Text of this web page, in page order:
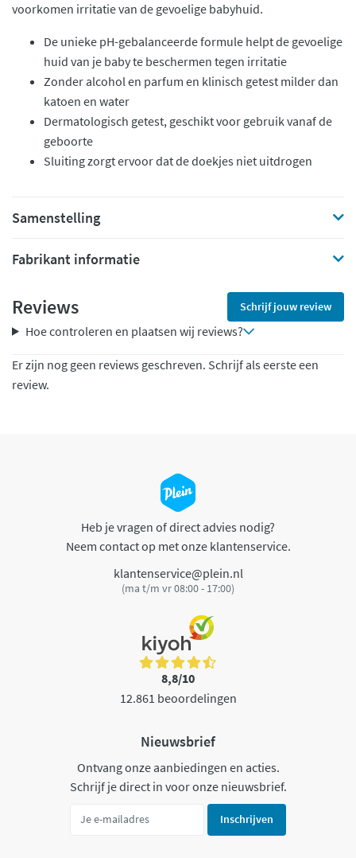
voorkomen irritatie van de gevoelige babyhuid.
De unieke pH-gebalanceerde formule helpt de gevoelige
huid van je baby te beschermen tegen irritatie
Zonder alcohol en parfum en klinisch getest milder dan
katoen en water
Dermatologisch getest, geschikt voor gebruik vanaf de
geboorte
Sluiting zorgt ervoor dat de doekjes niet uitdrogen
Samenstelling
Fabrikant informatie
Reviews Schrijf jouw review
Hoe controleren en plaatsen wij reviews?
Er zijn nog geen reviews geschreven. Schrijf als eerste een
review.
Heb je vragen of direct advies nodig?
Neem contact op met onze klantenservice.
klantenservice@plein.nl
(ma t/m vr 08:00 - 17:00)
8,8/10
12.861 beoordelingen
Nieuwsbrief
Ontvang onze aanbiedingen en acties.
Schrijf je direct in voor onze nieuwsbrief.
Inschrijven